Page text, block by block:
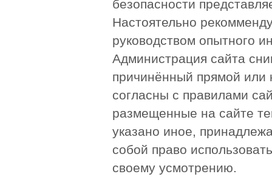
безопасности
Настоятельно
руководством опытного
Администрация сайта
причинённый прямой или
согласны с правилами
размещенные на сайте
указано иное,
собой право
своему усмотрению.